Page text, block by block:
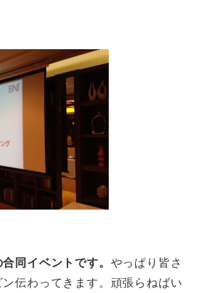
同イベントです。 やっぱり皆さ
伝わってきます。頑張らねばい